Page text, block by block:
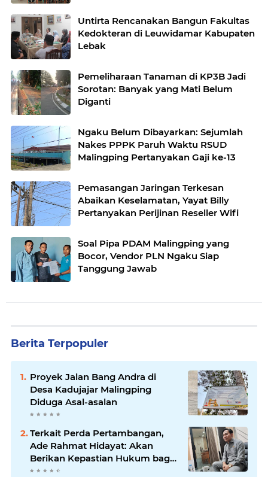
Untirta Rencanakan Bangun Fakultas
Kedokteran di Leuwidamar Kabupaten
Lebak
Pemeliharaan Tanaman di KP3B Jadi
Sorotan: Banyak yang Mati Belum
Diganti
Ngaku Belum Dibayarkan: Sejumlah
Nakes PPPK Paruh Waktu RSUD
Malingping Pertanyakan Gaji ke-13
Pemasangan Jaringan Terkesan
Abaikan Keselamatan, Yayat Billy
Pertanyakan Perijinan Reseller Wifi
Soal Pipa PDAM Malingping yang
Bocor, Vendor PLN Ngaku Siap
Tanggung Jawab
Berita Terpopuler
Proyek Jalan Bang Andra di
Desa Kadujajar Malingping
Diduga Asal-asalan
Terkait Perda Pertambangan,
Ade Rahmat Hidayat: Akan
Berikan Kepastian Hukum bagi
Masyarakat dan Pelaku Usaha